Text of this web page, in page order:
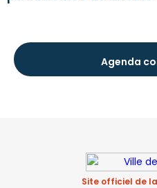
Agenda
Site officiel de